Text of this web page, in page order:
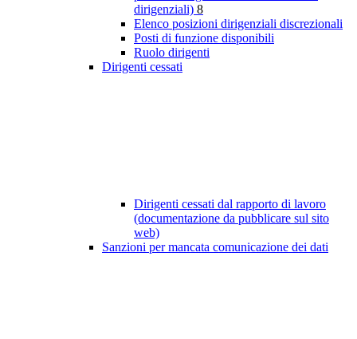
dirigenziali) 8
Elenco posizioni dirigenziali discrezionali
Posti di funzione disponibili
Ruolo dirigenti
Dirigenti cessati
Dirigenti cessati dal rapporto di lavoro
(documentazione da pubblicare sul sito
web)
Sanzioni per mancata comunicazione dei dati